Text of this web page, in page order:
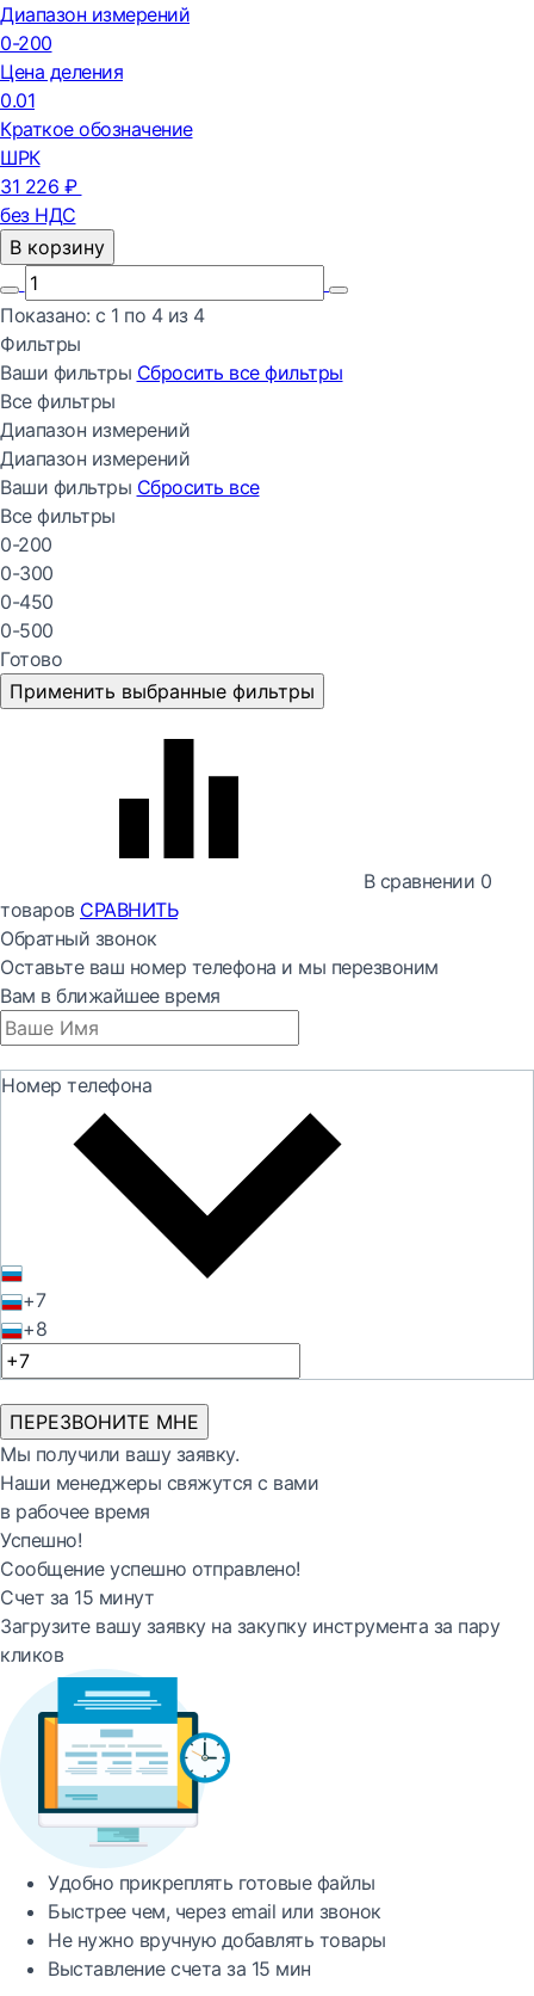
Диапазон измерений
0-200
Цена деления
0.01
Краткое обозначение
ШРК
31 226 ₽
без НДС
В корзину
Показано: с 1 по 4из 4
Фильтры
Ваши фильтры Сбросить все фильтры
Все фильтры
Диапазон измерений
Диапазон измерений
Ваши фильтры Сбросить все
Все фильтры
0-200
0-300
0-450
0-500
Готово
Применить выбранные фильтры
В сравнении 0
товаров СРАВНИТЬ
Обратный звонок
Оставьте ваш номер телефона и мы перезвоним
Вам в ближайшее время
Номер телефона
+7
+8
ПЕРЕЗВОНИТЕ МНЕ
Мы получили вашу заявку.
Наши менеджеры свяжутся с вами
в рабочее время
Успешно!
Сообщение успешно отправлено!
Счет за 15 минут
Загрузите вашу заявку на закупку инструмента за пару
кликов
Удобно прикреплять готовые файлы
Быстреечем, через email или звонок
Не нужно вручную добавлять товары
Выставление счета за 15 мин